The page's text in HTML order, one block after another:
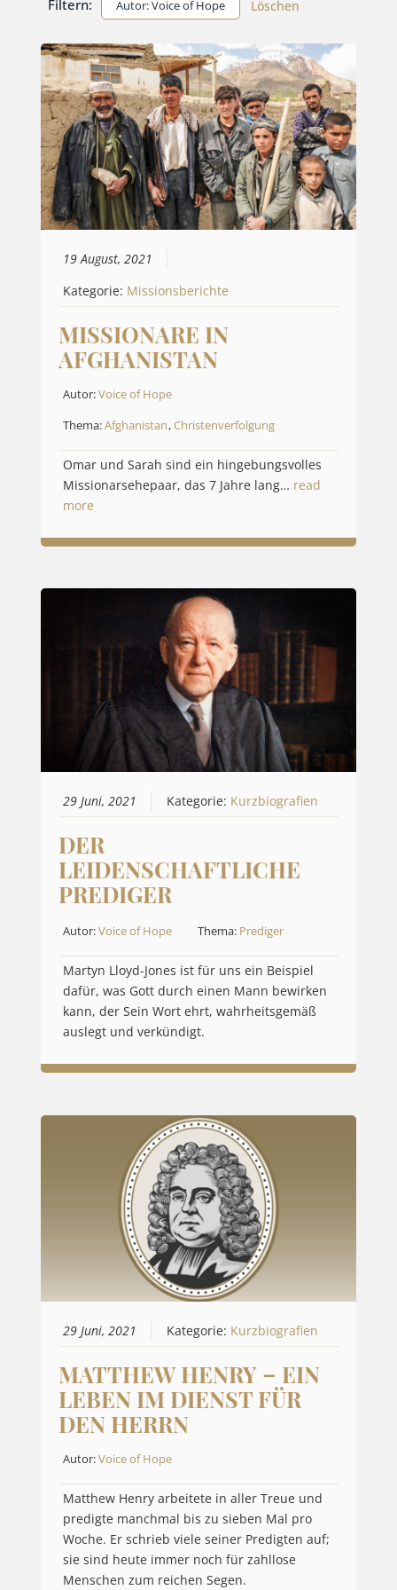
Filtern: Autor: Voice of Hope Löschen
19 August, 2021
Kategorie: Missionsberichte
MISSIONARE IN
AFGHANISTAN
Autor:Voice of Hope
Thema:Afghanistan,Christenverfolgung
Omar und Sarah sind ein hingebungsvolles
Missionarsehepaar, das 7 Jahre lang… read
more
29 Juni, 2021 Kategorie: Kurzbiografien
DER
LEIDENSCHAFTLICHE
PREDIGER
Autor:Voice of Hope Thema: Prediger
Martyn Lloyd-Jones ist für uns ein Beispiel
dafür, was Gott durch einen Mann bewirken
kann, der Sein Wort ehrt, wahrheitsgemäß
auslegt und verkündigt.
29 Juni, 2021 Kategorie: Kurzbiografien
MATTHEW HENRY – EIN
LEBEN IM DIENST FÜR
DEN HERRN
Autor:Voice of Hope
Matthew Henry arbeitete in aller Treue und
predigte manchmal bis zu sieben Mal pro
Woche. Er schrieb viele seiner Predigten auf;
sie sind heute immer noch für zahllose
Menschen zum reichen Segen.